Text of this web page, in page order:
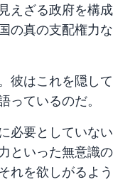
えざる政府を構成
の真の支配権力な
彼はこれを隠して
っているのだ。
必要としていない
といった無意識の
れを欲しがるよう